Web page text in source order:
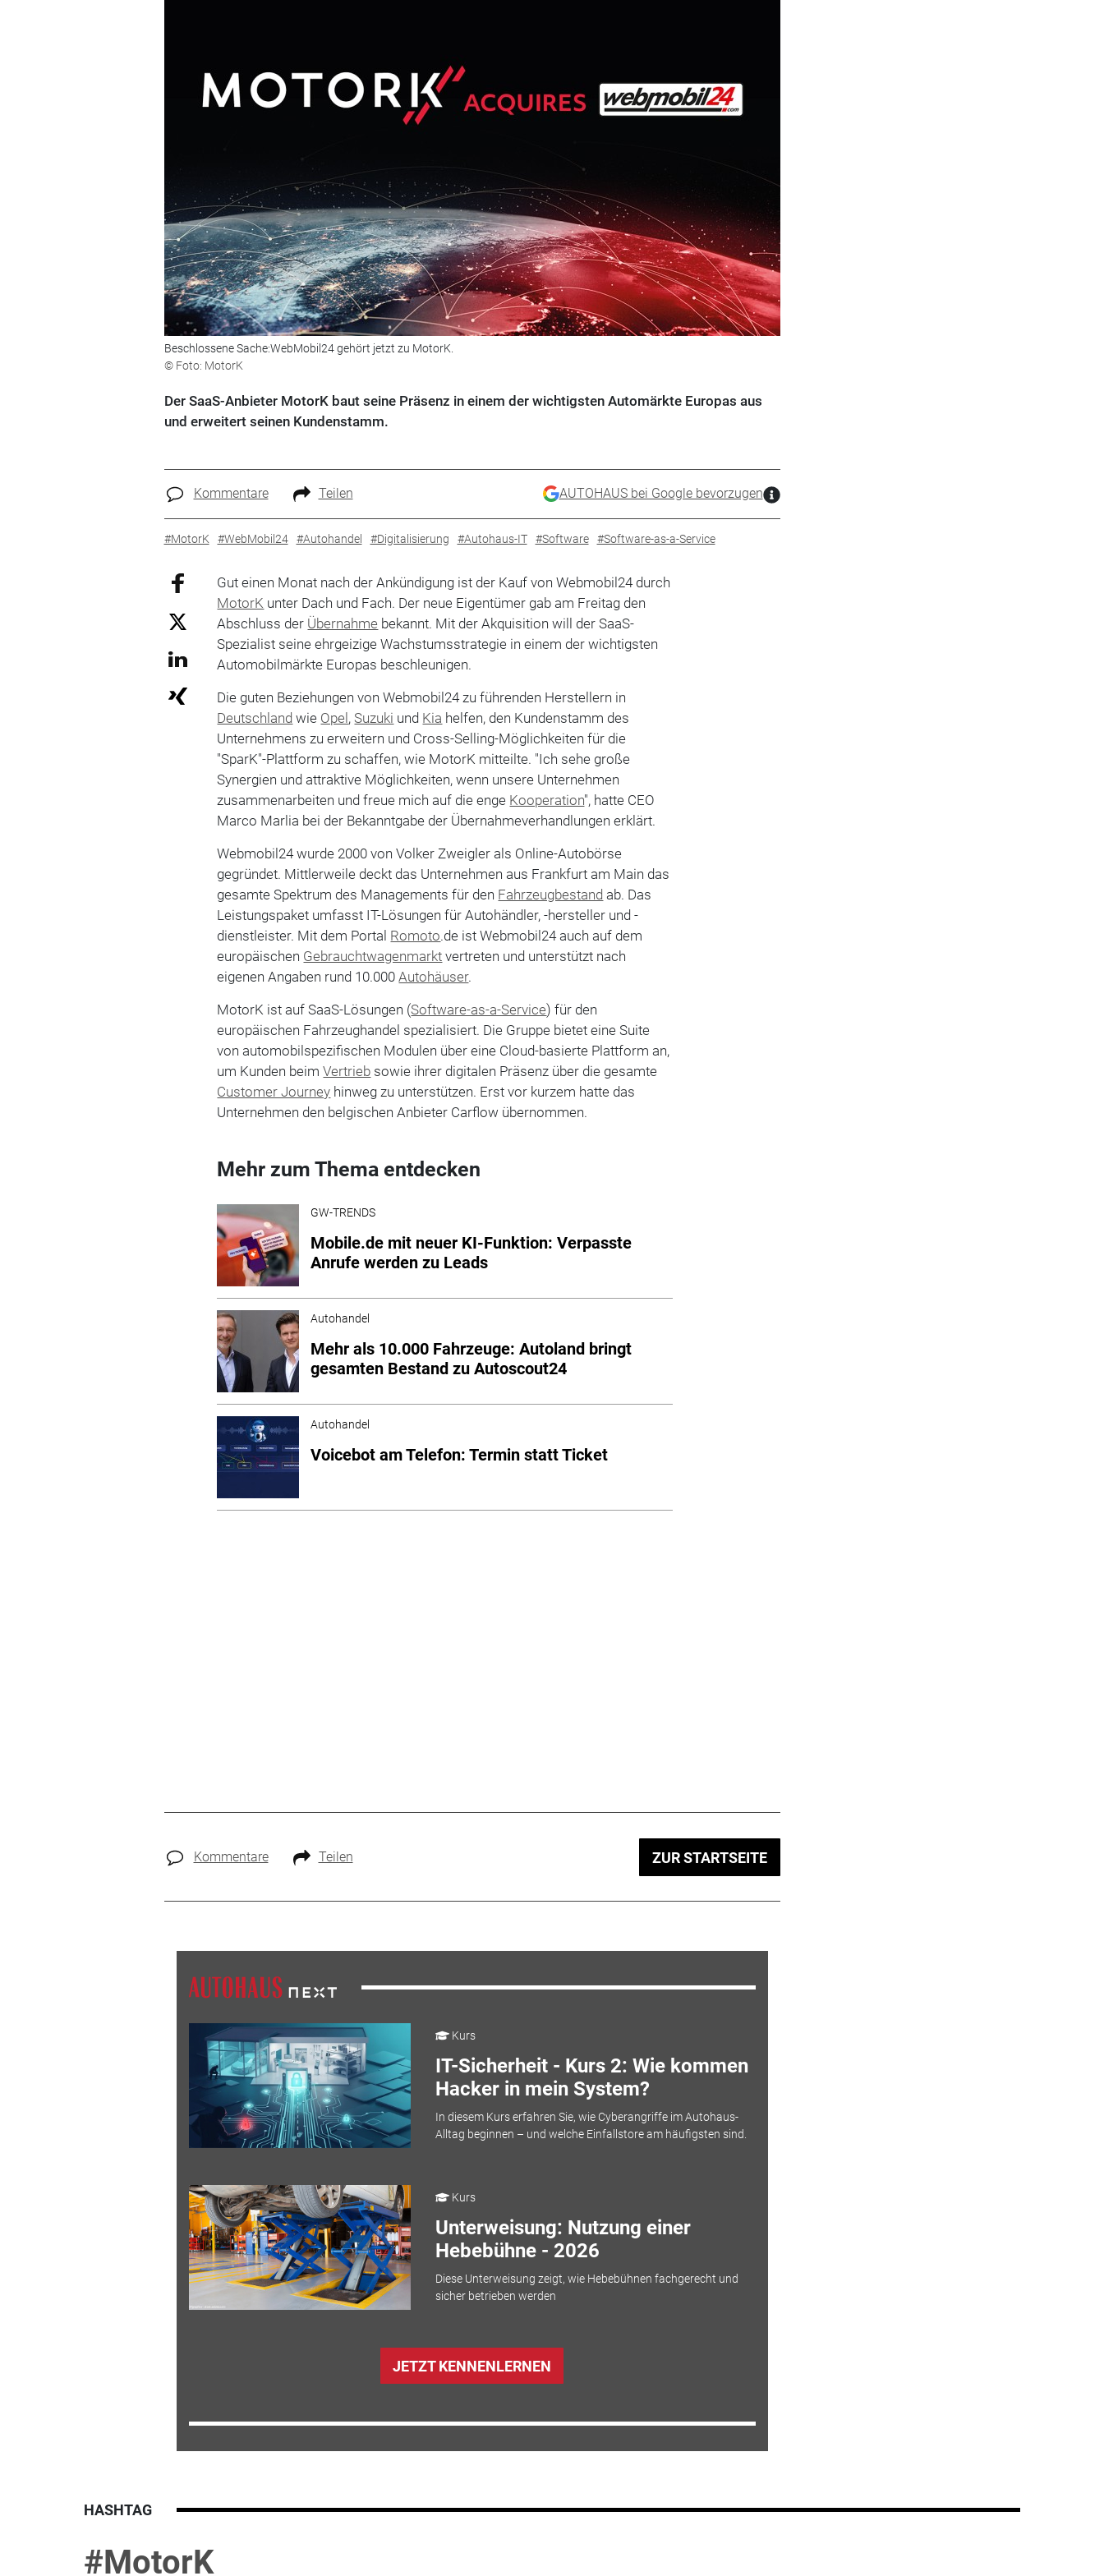
Beschlossene Sache:WebMobil24 gehört jetzt zu MotorK.
© Foto: MotorK
Der SaaS-Anbieter MotorK baut seine Präsenz in einem der wichtigsten Automärkte Europas aus
und erweitert seinen Kundenstamm.
Kommentare Teilen AUTOHAUS bei Google bevorzugen
#MotorK #WebMobil24 #Autohandel #Digitalisierung #Autohaus-IT #Software #Software-as-a-Service
Gut einen Monat nach der Ankündigung ist der Kauf von Webmobil24 durch
MotorK unter Dach und Fach. Der neue Eigentümer gab am Freitag den
Abschluss der Übernahme bekannt. Mit der Akquisition will der SaaS-
Spezialist seine ehrgeizige Wachstumsstrategie in einem der wichtigsten
Automobilmärkte Europas beschleunigen.
Die guten Beziehungen von Webmobil24 zu führenden Herstellern in
Deutschland wie Opel, Suzuki und Kia helfen, den Kundenstamm des
Unternehmens zu erweitern und Cross-Selling-Möglichkeiten für die
"SparK"-Plattform zu schaffen, wie MotorK mitteilte. "Ich sehe große
Synergien und attraktive Möglichkeiten, wenn unsere Unternehmen
zusammenarbeiten und freue mich auf die enge Kooperation", hatte CEO
Marco Marlia bei der Bekanntgabe der Übernahmeverhandlungen erklärt.
Webmobil24 wurde 2000 von Volker Zweigler als Online-Autobörse
gegründet. Mittlerweile deckt das Unternehmen aus Frankfurt am Main das
gesamte Spektrum des Managements für den Fahrzeugbestand ab. Das
Leistungspaket umfasst IT-Lösungen für Autohändler, -hersteller und -
dienstleister. Mit dem Portal Romoto.de ist Webmobil24 auch auf dem
europäischen Gebrauchtwagenmarkt vertreten und unterstützt nach
eigenen Angaben rund 10.000Autohäuser.
MotorK ist auf SaaS-Lösungen (Software-as-a-Service) für den
europäischen Fahrzeughandel spezialisiert. Die Gruppe bietet eine Suite
von automobilspezifischen Modulen über eine Cloud-basierte Plattform an,
um Kunden beimVertrieb sowie ihrer digitalen Präsenz über die gesamte
Customer Journey hinweg zu unterstützen. Erst vor kurzem hatte das
Unternehmen den belgischen Anbieter Carflow übernommen.
Mehr zum Thema entdecken
GW-TRENDS
Mobile.de mit neuer KI-Funktion: Verpasste
Anrufe werden zu Leads
Autohandel
Mehr als 10.000 Fahrzeuge: Autoland bringt
gesamten Bestand zu Autoscout24
Autohandel
Voicebot am Telefon: Termin statt Ticket
Kommentare Teilen ZUR STARTSEITE
Kurs
IT-Sicherheit - Kurs 2: Wie kommen
Hacker in mein System?
In diesem Kurs erfahren Sie, wie Cyberangriffe im Autohaus-
Alltag beginnen – und welche Einfallstore am häufigsten sind.
Kurs
Unterweisung: Nutzung einer
Hebebühne - 2026
Diese Unterweisung zeigt, wie Hebebühnen fachgerecht und
sicher betrieben werden
JETZT KENNENLERNEN
HASHTAG
#MotorK